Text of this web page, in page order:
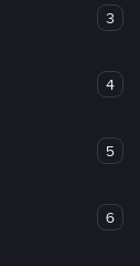
3
4
5
6